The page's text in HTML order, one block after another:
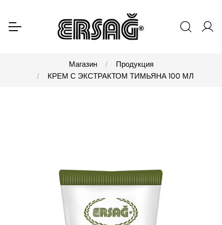
Магазин
Продукция
КРЕМ С ЭКСТРАКТОМ ТИМЬЯНА 100 МЛ